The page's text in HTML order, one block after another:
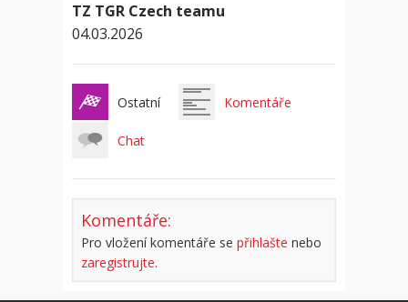
TZ TGR Czech teamu
04.03.2026
Ostatní Komentáře
Chat
Komentáře:
Pro vložení komentáře se přihlašte nebo
zaregistrujte.